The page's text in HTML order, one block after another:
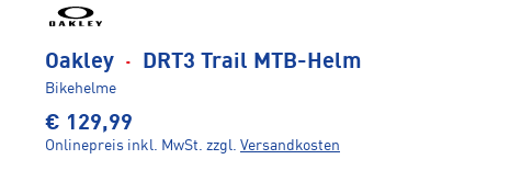
Oakley · DRT3 Trail MTB-Helm
Bikehelme
€ 129,99
Onlinepreis inkl. MwSt. zzgl. Versandkosten